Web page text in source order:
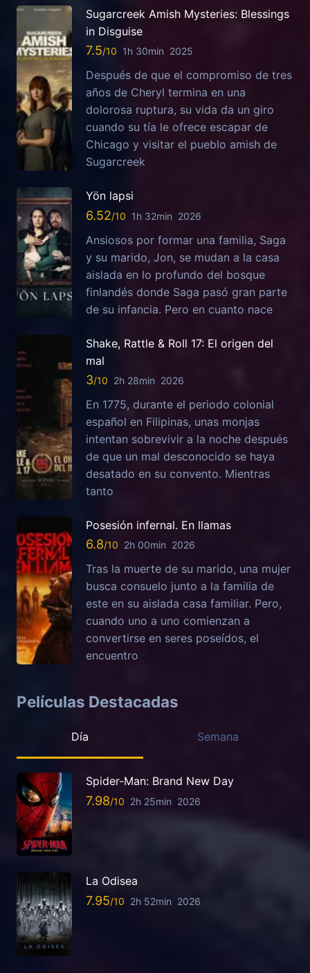
Sugarcreek Amish Mysteries: Blessings
in Disguise
7.5 1h 30min 2025
Después de que el compromiso de tres
años de Cheryl termina en una
dolorosa ruptura, su vida da un giro
cuando su tía le ofrece escapar de
Chicago y visitar el pueblo amish de
Sugarcreek
Yön lapsi
6.52 1h 32min 2026
Ansiosos por formar una familia, Saga
y su marido, Jon, se mudan a la casa
aislada en lo profundo del bosque
finlandés donde Saga pasó gran parte
de su infancia. Pero en cuanto nace
Shake, Rattle & Roll 17: El origen del
mal
3 2h 28min 2026
En 1775, durante el periodo colonial
español en Filipinas, unas monjas
intentan sobrevivir a la noche después
de que un mal desconocido se haya
desatado en su convento. Mientras
tanto
Posesión infernal. En llamas
6.8 2h 00min 2026
Tras la muerte de su marido, una mujer
busca consuelo junto a la familia de
este en su aislada casa familiar. Pero,
cuando uno a uno comienzan a
convertirse en seres poseídos, el
encuentro
Películas Destacadas
Día Semana
Spider-Man: Brand New Day
7.98 2h 25min 2026
La Odisea
7.95 2h 52min 2026